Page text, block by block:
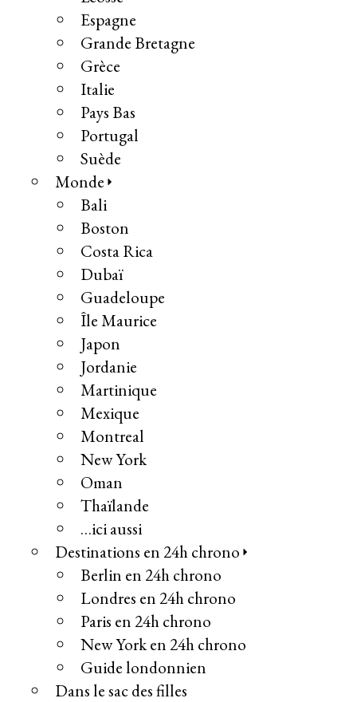
Espagne
Grande Bretagne
Grèce
Italie
Pays Bas
Portugal
Suède
Monde
Bali
Boston
Costa Rica
Dubaï
Guadeloupe
Île Maurice
Japon
Jordanie
Martinique
Mexique
Montreal
New York
Oman
Thaïlande
…ici aussi
Destinations en 24h chrono
Berlin en 24h chrono
Londres en 24h chrono
Paris en 24h chrono
New York en 24h chrono
Guide londonnien
Dans le sac des filles